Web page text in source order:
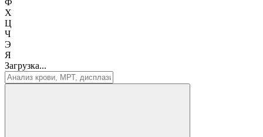
Х
Ц
Ч
Э
Я
Загрузка...